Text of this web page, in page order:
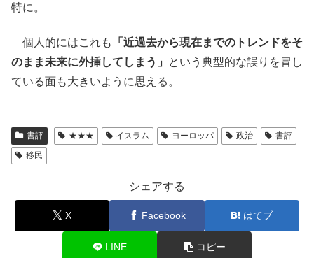
特に。
個人的にはこれも
「近過去から現在までのトレンドをそ
のまま未来に外挿してしまう」
という典型的な誤りを冒し
ている面も大きいように思える。
書評 ★★★ イスラム ヨーロッパ 政治
書評
移民
シェアする
X Facebook はてブ
LINE コピー